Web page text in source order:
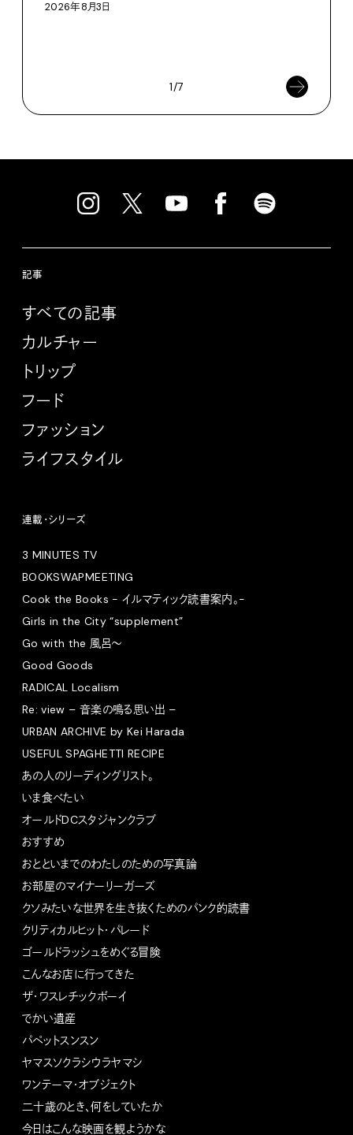
2026年8月3日
1/7
記事
すべての記事
カルチャー
トリップ
フード
ファッション
ライフスタイル
連載・シリーズ
3 MINUTES TV
BOOKSWAPMEETING
Cook the Books - イルマティック読書案内。-
Girls in the City “supplement”
Go with the 風呂〜
Good Goods
RADICAL Localism
Re: view – 音楽の鳴る思い出 –
URBAN ARCHIVE by Kei Harada
USEFUL SPAGHETTI RECIPE
あの人のリーディングリスト。
いま食べたい
オールドDCスタジャンクラブ
おすすめ
おとといまでのわたしのための写真論
お部屋のマイナーリーガーズ
クソみたいな世界を生き抜くためのパンク的読書
クリティカルヒット・パレード
ゴールドラッシュをめぐる冒険
こんなお店に行ってきた
ザ・ワスレチックボーイ
でかい遺産
パペットスンスン
ヤマスソクラシウラヤマシ
ワンテーマ・オブジェクト
二十歳のとき、何をしていたか
今日はこんな映画を観ようかな